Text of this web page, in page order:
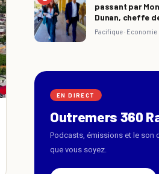
passant par
Dunan, cheffe
Pacifique · Economie
EN DIRECT
Outremers 360
Podcasts, émissions et le son
que vous soyez.